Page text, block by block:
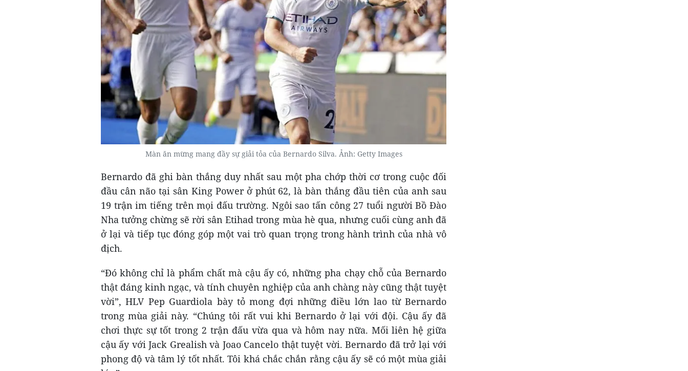
Màn ăn mừng mang đầy sự giải tỏa của Bernardo Silva. Ảnh: Getty Images
Bernardo đã ghi bàn thắng duy nhất sau một pha chớp thời cơ trong cuộc đối
đầu cân não tại sân King Power ở phút 62, là bàn thắng đầu tiên của anh sau
19 trận im tiếng trên mọi đấu trường. Ngôi sao tấn công 27 tuổi người Bồ Đào
Nha tưởng chừng sẽ rời sân Etihad trong mùa hè qua, nhưng cuối cùng anh đã
ở lại và tiếp tục đóng góp một vai trò quan trọng trong hành trình của nhà vô
địch.
“Đó không chỉ là phẩm chất mà cậu ấy có, những pha chạy chỗ của Bernardo
thật đáng kinh ngạc, và tính chuyên nghiệp của anh chàng này cũng thật tuyệt
vời”, HLV Pep Guardiola bày tỏ mong đợi những điều lớn lao từ Bernardo
trong mùa giải này. “Chúng tôi rất vui khi Bernardo ở lại với đội. Cậu ấy đã
chơi thực sự tốt trong 2 trận đấu vừa qua và hôm nay nữa. Mối liên hệ giữa
cậu ấy với Jack Grealish và Joao Cancelo thật tuyệt vời. Bernardo đã trở lại với
phong độ và tâm lý tốt nhất. Tôi khá chắc chắn rằng cậu ấy sẽ có một mùa giải